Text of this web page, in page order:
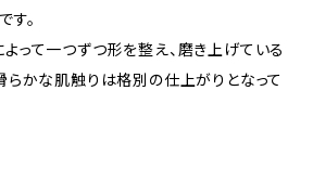
す。
って一つずつ形を整え、磨き上げている
らかな肌触りは格別の仕上がりとなって